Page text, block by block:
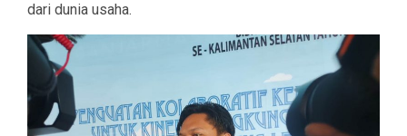
dari dunia usaha.